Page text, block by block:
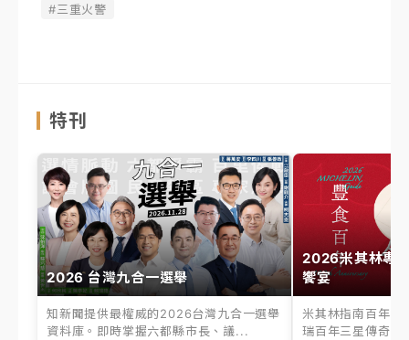
#三重火警
特刊
2026 台灣九合一選舉
知新聞提供最權威的2026台灣九合一選舉
資料庫。即時掌握六都縣市長、議...
2026米其林專
饗宴
米其林指南百年之
瑞百年三星傳奇、